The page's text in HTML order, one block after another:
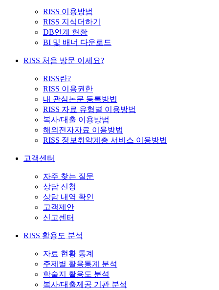
RISS 이용방법
RISS 지식더하기
DB연계 현황
BI 및 배너 다운로드
RISS 처음 방문 이세요?
RISS란?
RISS 이용권한
내 관심논문 등록방법
RISS 자료 유형별 이용방법
복사/대출 이용방법
해외전자자료 이용방법
RISS 정보취약계층 서비스 이용방법
고객센터
자주 찾는 질문
상담 신청
상담 내역 확인
고객제안
신고센터
RISS 활용도 분석
자료 현황 통계
주제별 활용통계 분석
학술지 활용도 분석
복사/대출제공 기관 분석